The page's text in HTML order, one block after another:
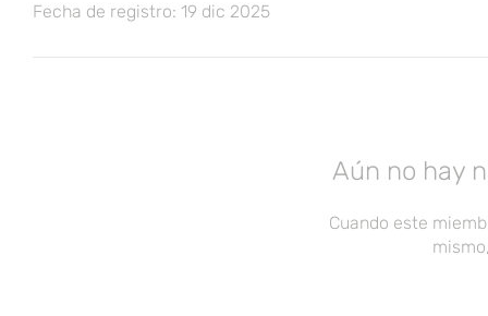
Fecha de registro: 19 dic 2025
Aún no hay
Cuando este